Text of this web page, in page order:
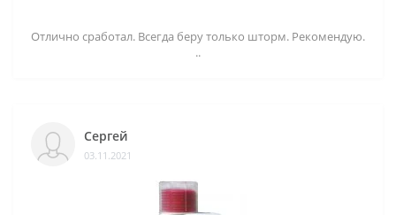
Отлично сработал. Всегда беру только шторм. Рекомендую.
..
Сергей
03.11.2021